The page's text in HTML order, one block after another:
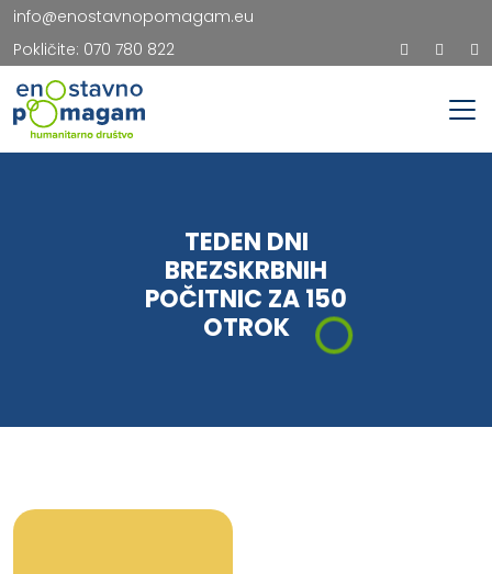
info@enostavnopomagam.eu
Pokličite: 070 780 822
TEDEN DNI
BREZSKRBNIH
POČITNIC ZA 150
OTROK